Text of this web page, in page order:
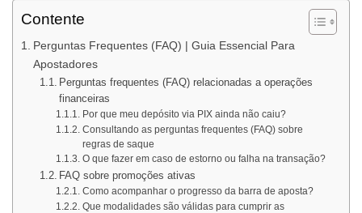
Contente
Perguntas Frequentes (FAQ) | Guia Essencial Para
Apostadores
Perguntas frequentes (FAQ) relacionadas a operações
financeiras
Por que meu depósito via PIX ainda não caiu?
Consultando as perguntas frequentes (FAQ) sobre
regras de saque
O que fazer em caso de estorno ou falha na transação?
FAQ sobre promoções ativas
Como acompanhar o progresso da barra de aposta?
Que modalidades são válidas para cumprir as